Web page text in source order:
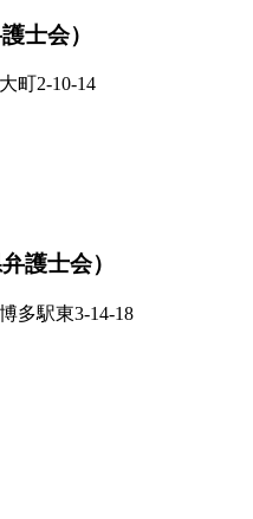
士会）
町2-10-14
護士会）
多駅東3-14-18